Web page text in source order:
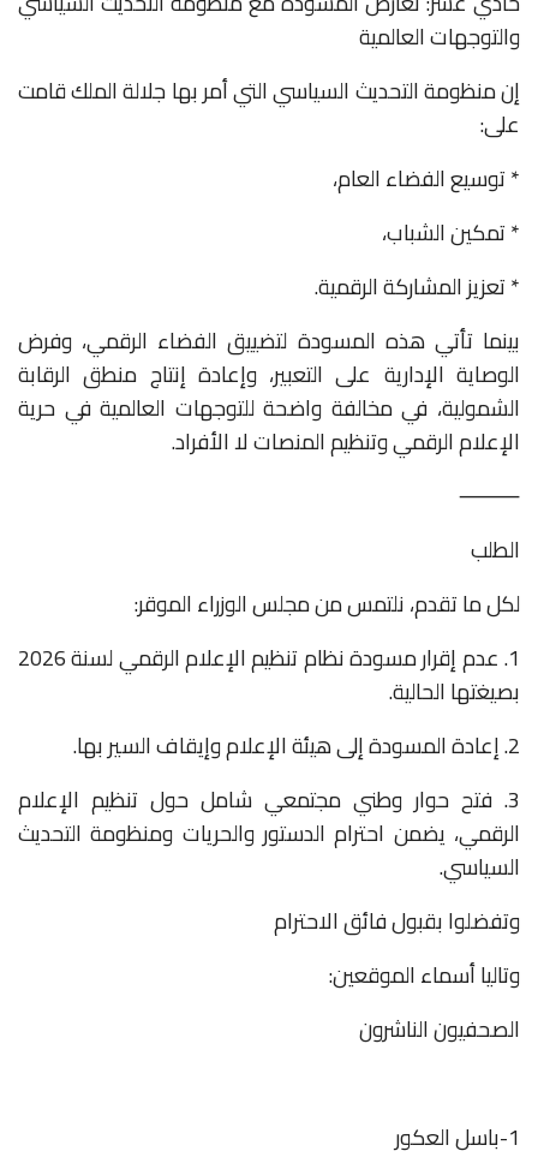
والتوجهات العالمية
إن منظومة التحديث السياسي التي أمر بها جلالة الملك قامت
على:
* توسيع الفضاء العام،
* تمكين الشباب،
* تعزيز المشاركة الرقمية.
بينما تأتي هذه المسودة لتضييق الفضاء الرقمي، وفرض
الوصاية الإدارية على التعبير، وإعادة إنتاج منطق الرقابة
الشمولية، في مخالفة واضحة للتوجهات العالمية في حرية
الإعلام الرقمي وتنظيم المنصات لا الأفراد.
⸻
الطلب
لكل ما تقدم، نلتمس من مجلس الوزراء الموقر:
1. عدم إقرار مسودة نظام تنظيم الإعلام الرقمي لسنة 2026
بصيغتها الحالية.
2. إعادة المسودة إلى هيئة الإعلام وإيقاف السير بها.
3. فتح حوار وطني مجتمعي شامل حول تنظيم الإعلام
الرقمي، يضمن احترام الدستور والحريات ومنظومة التحديث
السياسي.
وتفضلوا بقبول فائق الاحترام
وتاليا أسماء الموقعين:
الصحفيون الناشرون
1-باسل العكور